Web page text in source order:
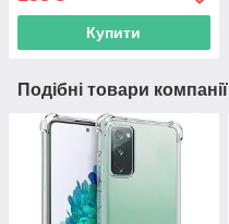
Купити
Подібні товари компанії